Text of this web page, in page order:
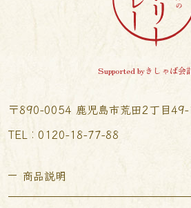
Supported byきしゃば会
〒890-0054 鹿児島市荒田2丁目
TEL︰0120-18-77-88
商品説明